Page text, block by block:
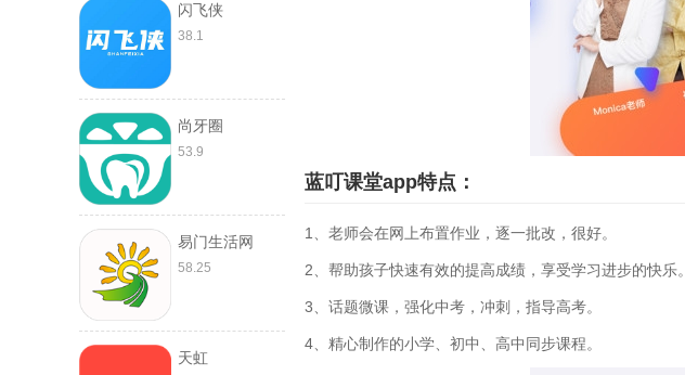
闪飞侠
38.1
尚牙圈
53.9
易门生活网
58.25
天虹
蓝叮课堂app特点：
1、老师会在网上布置作业，逐一批改，很好。
2、帮助孩子快速有效的提高成绩，享受学习进步的快乐。
3、话题微课，强化中考，冲刺，指导高考。
4、精心制作的小学、初中、高中同步课程。